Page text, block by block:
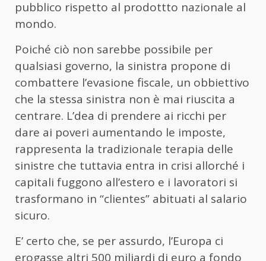
pubblico rispetto al prodottto nazionale al
mondo.
Poiché ciò non sarebbe possibile per
qualsiasi governo, la sinistra propone di
combattere l’evasione fiscale, un obbiettivo
che la stessa sinistra non è mai riuscita a
centrare. L’dea di prendere ai ricchi per
dare ai poveri aumentando le imposte,
rappresenta la tradizionale terapia delle
sinistre che tuttavia entra in crisi allorché i
capitali fuggono all’estero e i lavoratori si
trasformano in “clientes” abituati al salario
sicuro.
E’ certo che, se per assurdo, l’Europa ci
erogasse altri 500 miliardi di euro a fondo